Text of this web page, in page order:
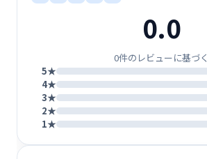
0.0
0件のレビューに基づく
5★
4★
3★
2★
1★